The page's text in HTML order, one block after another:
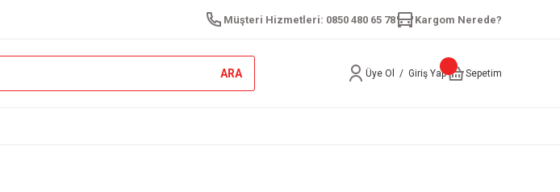
Müşteri Hizmetleri: 0850 480 65 78 Kargom Nerede?
ARA Üye Ol / Giriş Yap Sepetim